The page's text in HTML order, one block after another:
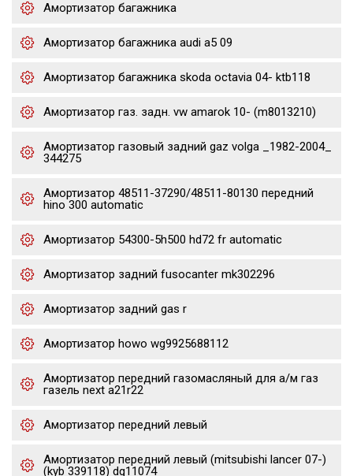
Амортизатор багажника
Амортизатор багажника audi a5 09
Амортизатор багажника skoda octavia 04- ktb118
Амортизатор газ. задн. vw amarok 10- (m8013210)
Амортизатор газовый задний gaz volga _1982-2004_
344275
Амортизатор 48511-37290/48511-80130 передний
hino 300 automatic
Амортизатор 54300-5h500 hd72 fr automatic
Амортизатор задний fusocanter mk302296
Амортизатор задний gas r
Амортизатор howo wg9925688112
Амортизатор передний газомасляный для а/м газ
газель next a21r22
Амортизатор передний левый
Амортизатор передний левый (mitsubishi lancer 07-)
(kyb 339118) dg11074